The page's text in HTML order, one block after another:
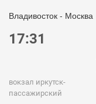
Владивосток - Москва
17:31
вокзал иркутск-
пассажирский